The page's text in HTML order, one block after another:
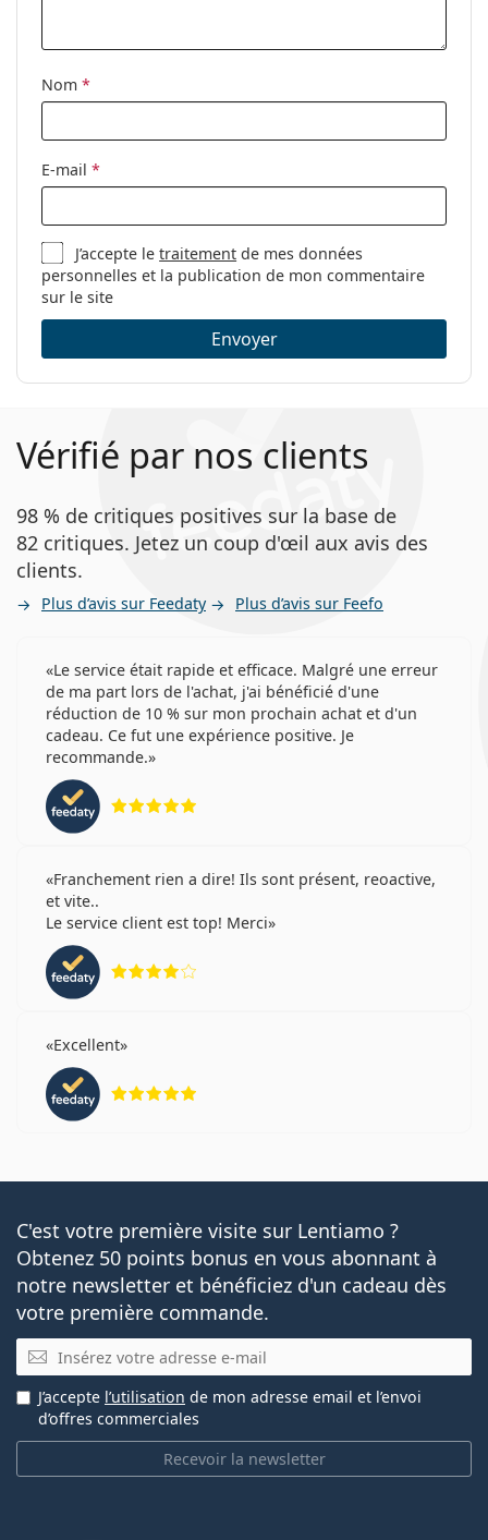
nettoyage:
Autres
Catégorie:
Marque:
Code:
Nom *
E-mail *
J’accepte letraitement de mes données
personnelles et la publication de mon commentaire
sur le site
Envoyer
Vérifié par nos clients
98 % de critiques positives sur la base de
82 critiques. Jetez un coup d'œil aux avis des
clients.
Plus d’avis sur Feedaty Plus d’avis sur Feefo
Le service était rapide et efficace. Malgré une erreur
de ma part lors de l'achat, j'ai bénéficié d'une
réduction de 10 % sur mon prochain achat et d'un
cadeau. Ce fut une expérience positive. Je
recommande.
Franchement rien a dire! Ils sont présent, reoactive,
et vite..
Le service client est top! Merci
Excellent
C'est votre première visite sur Lentiamo ?
Obtenez 50 points bonus en vous abonnant à
notre newsletter et bénéficiez d'un cadeau dès
votre première commande.
E-mail
Recevoir la newsletter
J’accepte l’utilisation de mon adresse email et l’envoi
d’offres commerciales